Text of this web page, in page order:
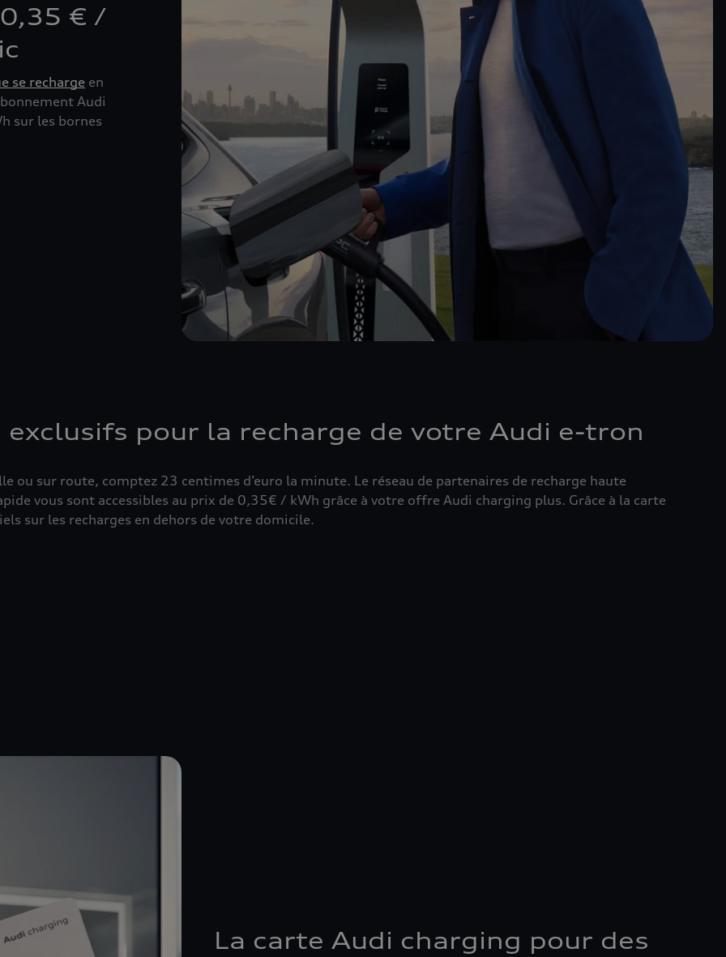
€ /
se recharge en
Audi
sur les bornes
pour la recharge de votre Audi e-tron
ou sur route, comptez 23 centimes d’euro la minute. Le réseau de partenaires de recharge haute
vous sont accessibles au prix de 0,35€ / kWh grâce à votre offre Audi charging plus. Grâce à la carte
sur les recharges en dehors de votre domicile.
La carte Audi charging pour des